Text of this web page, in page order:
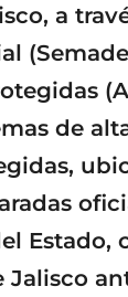
o
a
de
Estado,